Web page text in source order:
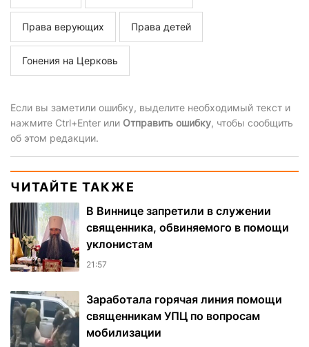
Права верующих Права детей
Гонения на Церковь
Если вы заметили ошибку, выделите необходимый текст и
нажмите Ctrl+Enter или Отправить ошибку, чтобы сообщить
об этом редакции.
ЧИТАЙТЕ ТАКЖЕ
В Виннице запретили в служении
священника, обвиняемого в помощи
уклонистам
21:57
Заработала горячая линия помощи
священникам УПЦ по вопросам
мобилизации